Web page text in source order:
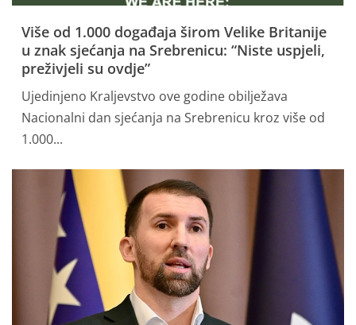
Više od 1.000 događaja širom Velike Britanije
u znak sjećanja na Srebrenicu: “Niste uspjeli,
preživjeli su ovdje”
Ujedinjeno Kraljevstvo ove godine obilježava
Nacionalni dan sjećanja na Srebrenicu kroz više od
1.000...